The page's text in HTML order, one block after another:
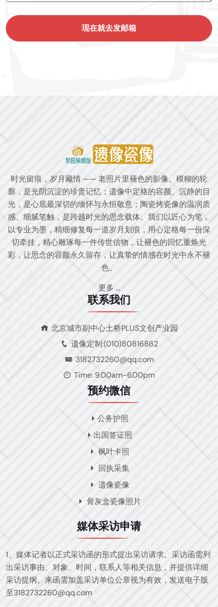
现在就去发邮箱
时光留痕，岁月藏情 —— 老照片里褪色的影像、模糊的轮
廓，是光阴沉淀的珍贵记忆；遗像中定格的容颜、沉静的目
光，是心底最深切的缅怀与永恒敬意；陶瓷烤瓷像的温润质
感、细腻笔触，是跨越时光的思念载体。我们以匠心为笔，
以专业为墨，精细修复每一道岁月划痕，用心定格每一份深
切牵挂，精心雕琢每一件传世信物，让褪色的回忆重焕光
彩，让思念的容颜永久留存，让真挚的情感在时光中永不褪
色。
更多 ...
联系我们
北京城市副中心土桥PLUS文创产业园
遗像定制:(010)80816862
3182732260@qq.com
Time: 9.00am-6.00pm
预约微信
公务护照
出国签证照
枫叶卡照
回执采集
遗像瓷像
骨灰盒瓷像照片
媒体采访申请
1、媒体记者以正式采访函的形式提出采访请求。采访函需列
出采访事由、对象、时间，联系人等相关信息，并提供详细
采访提纲。来函需加盖采访单位公章视为有效，发送电子版
至3182732260@qq.com